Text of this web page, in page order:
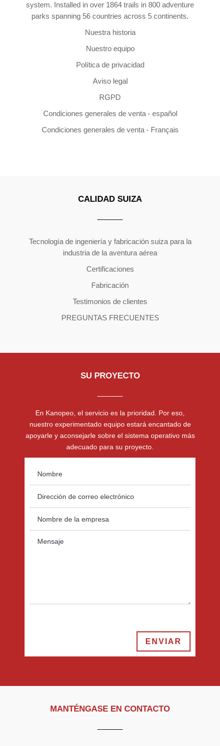
system. Installed in over 1864 trails in 800 adventure
parks spanning 56 countries across 5 continents.
Nuestra historia
Nuestro equipo
Política de privacidad
Aviso legal
RGPD
Condiciones generales de venta - español
Condiciones generales de venta - Français
CALIDAD SUIZA
Tecnología de ingeniería y fabricación suiza para la
industria de la aventura aérea
Certificaciones
Fabricación
Testimonios de clientes
PREGUNTAS FRECUENTES
SU PROYECTO
En Kanopeo, el servicio es la prioridad. Por eso,
nuestro experimentado equipo estará encantado de
apoyarle y aconsejarle sobre el sistema operativo más
adecuado para su proyecto.
ENVIAR
MANTÉNGASE EN CONTACTO